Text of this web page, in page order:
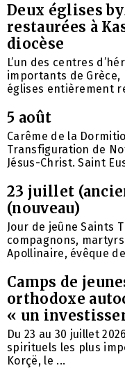
Deux églises
restaurées à
diocèse
L’un des centres
importants de Grèce,
églises entièrement
5 août
Carême de la
Transfiguration de
Jésus-Christ. Saint
23 juillet
(nouveau)
Jour de jeûne Saints
compagnons,
Apollinaire, évêque
Camps de
orthodoxe
« un
Du 23 au 30 juillet
spirituels les plus
Korçë, le ...